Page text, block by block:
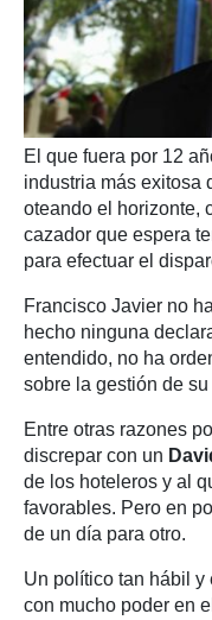
El que fuera por 12
industria más exitosa
oteando el horizonte,
cazador que espera
para efectuar el
Francisco Javier no
hecho ninguna
entendido, no ha
sobre la gestión de su
Entre otras razones
discrepar con un
de los hoteleros y al
favorables. Pero en
de un día para otro.
Un político tan hábil y
con mucho poder en